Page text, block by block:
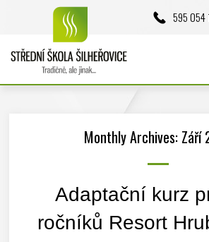
595 054
Monthly Archives: Září
Adaptační kurz
ročníků Resort